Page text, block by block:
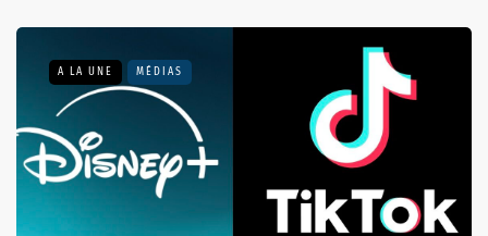
A LA UNE MÉDIAS